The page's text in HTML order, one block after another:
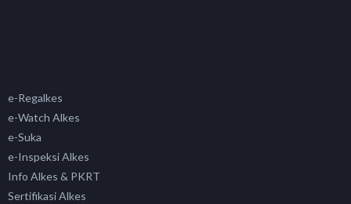
e-Regalkes
e-Watch Alkes
e-Suka
e-Inspeksi Alkes
Info Alkes & PKRT
Sertifikasi Alkes